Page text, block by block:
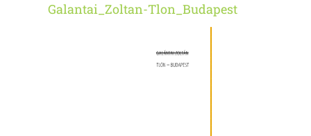
Galantai_Zoltan-Tlon_Budapest